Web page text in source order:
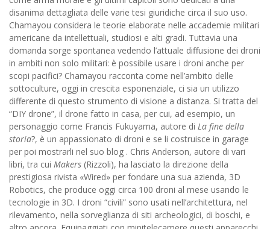
disanima dettagliata delle varie tesi giuridiche circa il suo uso.
Chamayou considera le teorie elaborate nelle accademie militari
americane da intellettuali, studiosi e alti gradi. Tuttavia una
domanda sorge spontanea vedendo l’attuale diffusione dei droni
in ambiti non solo militari: è possibile usare i droni anche per
scopi pacifici? Chamayou racconta come nell’ambito delle
sottoculture, oggi in crescita esponenziale, ci sia un utilizzo
differente di questo strumento di visione a distanza. Si tratta del
“DIY drone”, il drone fatto in casa, per cui, ad esempio, un
personaggio come Francis Fukuyama, autore di La fine della
storia?, è un appassionato di droni e se li costruisce in garage
per poi mostrarli nel suo blog . Chris Anderson, autore di vari
libri, tra cui Makers (Rizzoli), ha lasciato la direzione della
prestigiosa rivista «Wired» per fondare una sua azienda, 3D
Robotics, che produce oggi circa 100 droni al mese usando le
tecnologie in 3D. I droni “civili” sono usati nell’architettura, nel
rilevamento, nella sorveglianza di siti archeologici, di boschi, e